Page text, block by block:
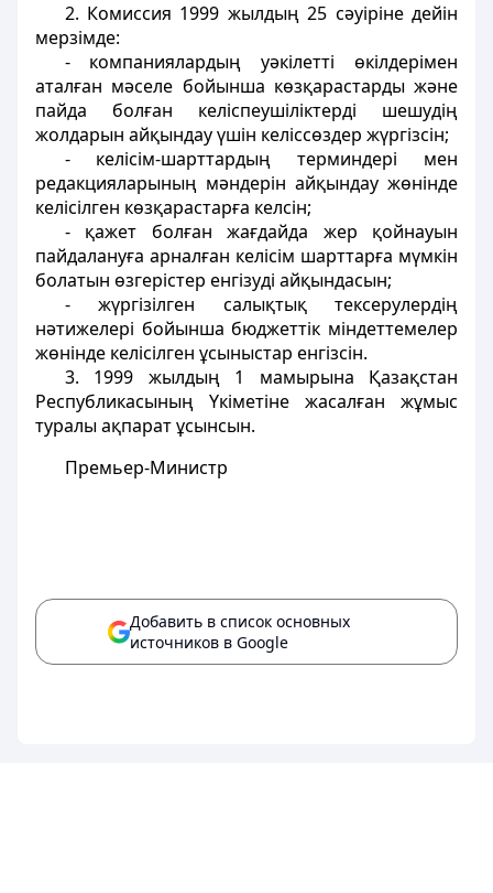
2. Комиссия 1999 жылдың 25 сәуіріне дейін
мерзімде:
- компаниялардың уәкілетті өкілдерімен
аталған мәселе бойынша көзқарастарды және
пайда болған келіспеушіліктерді шешудің
жолдарын айқындау үшін келіссөздер жүргізсін;
- келісім-шарттардың терминдері мен
редакцияларының мәндерін айқындау жөнінде
келісілген көзқарастарға келсін;
- қажет болған жағдайда жер қойнауын
пайдалануға арналған келісім шарттарға мүмкін
болатын өзгерістер енгізуді айқындасын;
- жүргізілген салықтық тексерулердің
нәтижелері бойынша бюджеттік міндеттемелер
жөнінде келісілген ұсыныстар енгізсін.
3. 1999 жылдың 1 мамырына Қазақстан
Республикасының Үкіметіне жасалған жұмыс
туралы ақпарат ұсынсын.
Премьер-Министр
Добавить в список основных
источников в Google